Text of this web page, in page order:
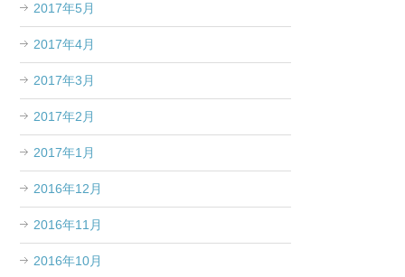
2017年5月
2017年4月
2017年3月
2017年2月
2017年1月
2016年12月
2016年11月
2016年10月